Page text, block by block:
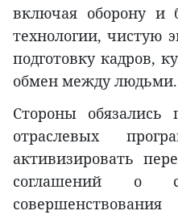
включая оборону и
технологии, чистую
подготовку кадров,
обмен между людьми.
Стороны обязались
отраслевых
активизировать
соглашений о